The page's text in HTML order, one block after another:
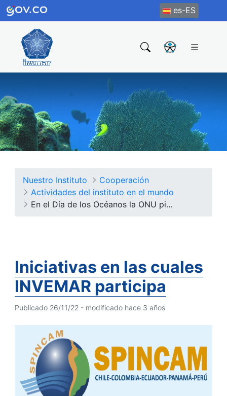
es-ES
Nuestro Instituto
Cooperación
Actividades del instituto en el mundo
En el Día de los Océanos la ONU pide cuidarlos y preservarlos para el futuro
Iniciativas en las cuales
INVEMAR participa
Publicado 26/11/22 - modificado hace 3 años